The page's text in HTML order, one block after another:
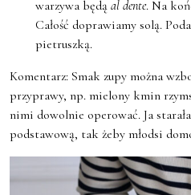
warzywa będą al dente. Na
Całość doprawiamy solą.
pietruszką.
Komentarz: Smak zupy można
przyprawy, np. mielony kmin
nimi dowolnie operować. Ja
podstawową, tak żeby młodsi